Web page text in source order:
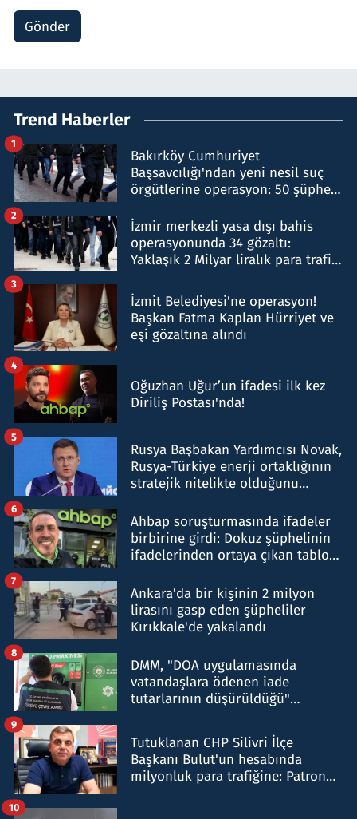
Gönder
Trend Haberler
Bakırköy Cumhuriyet
Başsavcılığı'ndan yeni nesil suç
örgütlerine operasyon: 50 şüpheli
1
İzmir merkezli yasa dışı bahis
operasyonunda 34 gözaltı:
Yaklaşık 2 Milyar liralık para trafiği
2
İzmit Belediyesi'ne operasyon!
Başkan Fatma Kaplan Hürriyet ve
eşi gözaltına alındı
3
Oğuzhan Uğur’un ifadesi ilk kez
Diriliş Postası'nda!
4
Rusya Başbakan Yardımcısı Novak,
Rusya-Türkiye enerji ortaklığının
stratejik nitelikte olduğunu
5
Ahbap soruşturmasında ifadeler
birbirine girdi: Dokuz şüphelinin
ifadelerinden ortaya çıkan tablo
6
Ankara'da bir kişinin 2 milyon
lirasını gasp eden şüpheliler
Kırıkkale'de yakalandı
7
DMM, "DOA uygulamasında
vatandaşlara ödenen iade
tutarlarının düşürüldüğü"
8
Tutuklanan CHP Silivri İlçe
Başkanı Bulut'un hesabında
milyonluk para trafiğine: Patron
9
10